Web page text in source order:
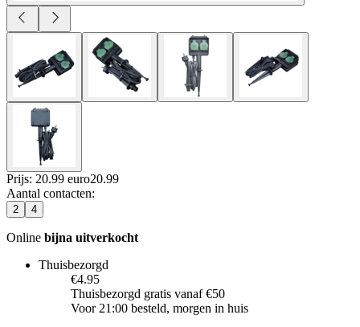
Prijs: 20.99 euro20.99
Aantal contacten:
2 4
Online bijna uitverkocht
Thuisbezorgd
€4.95
Thuisbezorgd gratis vanaf €50
Voor 21:00 besteld, morgen in huis